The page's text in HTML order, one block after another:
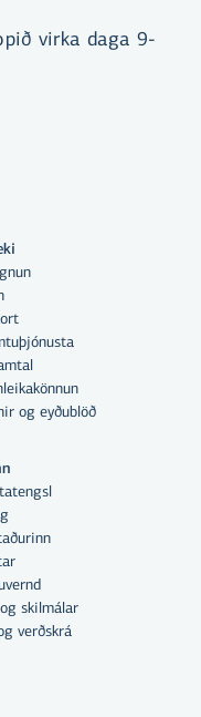
við
virka daga 9-
og eyðublöð
skilmálar
verðskrá